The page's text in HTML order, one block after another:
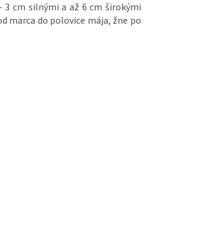
cm silnými a až 6 cm širokými
marca do polovice mája, žne po